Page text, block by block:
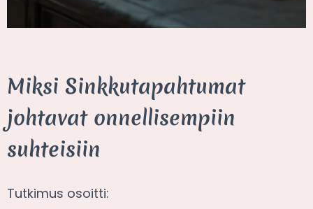
Miksi Sinkkutapahtumat
johtavat onnellisempiin
suhteisiin
Tutkimus osoitti: